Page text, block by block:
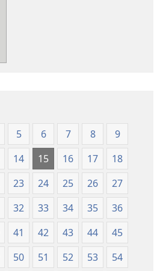
Свещеното
писание
(2009
г.)
5 6 7 8
9
14 15 16 17
18
23 24 25 26
27
32 33 34 35
36
41 42 43 44
45
50 51 52 53
54